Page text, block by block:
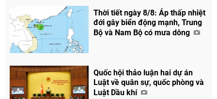
Thời tiết ngày 8/8: Áp thấp nhiệt
đới gây biển động mạnh, Trung
Bộ và Nam Bộ có mưa dông
Quốc hội thảo luận hai dự án
Luật về quân sự, quốc phòng và
Luật Dầu khí